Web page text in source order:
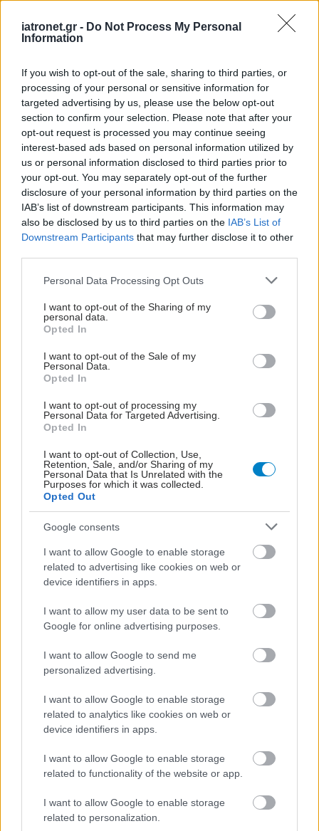
iatronet.gr - Do Not Process My Personal
Information
If you wish to opt-out of the sale, sharing to third parties, or
processing of your personal or sensitive information for
targeted advertising by us, please use the below opt-out
section to confirm your selection. Please note that after your
opt-out request is processed you may continue seeing
interest-based ads based on personal information utilized by
us or personal information disclosed to third parties prior to
your opt-out. You may separately opt-out of the further
disclosure of your personal information by third parties on the
IAB’s list of downstream participants. This information may
also be disclosed by us to third parties on the IAB’s List of
Downstream Participants that may further disclose it to other
Please note that this website/app uses one or more Google
not limited to your visit or usage behaviour. You may click to
grant or deny consent to Google and its third-party tags to
use your data for below specified purposes in below Google
consent section.
Personal Data Processing Opt Outs
I want to opt-out of the Sharing of my
personal data.
Opted In
I want to opt-out of the Sale of my
Personal Data.
Opted In
I want to opt-out of processing my
Personal Data for Targeted Advertising.
Opted In
I want to opt-out of Collection, Use,
Retention, Sale, and/or Sharing of my
Personal Data that Is Unrelated with the
Purposes for which it was collected.
Opted Out
Google consents
I want to allow Google to enable storage
related to advertising like cookies on web or
device identifiers in apps.
I want to allow my user data to be sent to
Google for online advertising purposes.
I want to allow Google to send me
personalized advertising.
I want to allow Google to enable storage
related to analytics like cookies on web or
device identifiers in apps.
I want to allow Google to enable storage
related to functionality of the website or app.
I want to allow Google to enable storage
related to personalization.
Για πρώτη φορά οι
δράση τις χρωστικές της
ανθρώπινης όρασης
Ελληνική
Οφθαλμολογική
Εταιρεία: Ιατρική πράξη
η διάγνωση των
προβλημάτων όρασης
Οπτικοί: Άμεση
ανάκληση των
ηλίου
Ομοσπονδίες Διαβήτη
κάπνισμα τα μάτια και
την όραση
ΔΕΙΤΕ ΕΠΙΣΗΣ